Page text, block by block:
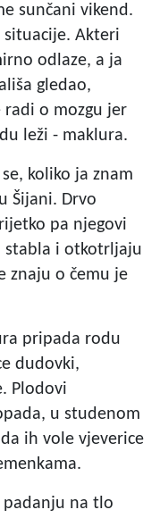
sunčani vikend.
Akteri
odlaze, a ja
gledao,
o mozgu jer
leži - maklura.
koliko ja znam
Šijani. Drvo
pa njegovi
stabla i otkotrljaju
znaju o čemu je
pripada rodu
dudovki,
Plodovi
u studenom
ih vole vjeverice
na tlo